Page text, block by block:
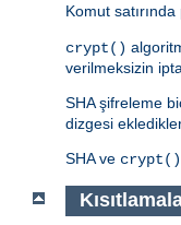
Komut
crypt()
verilmeksizin
SHA şifreleme
dizgesi
SHA ve crypt()